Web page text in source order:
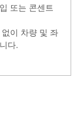
또는 콘센트
이 차량 및 좌
다.